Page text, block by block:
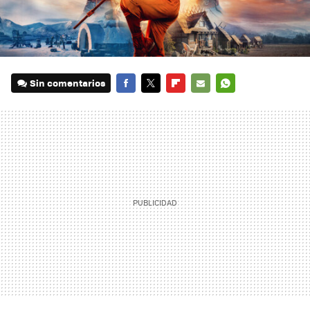
Sin comentarios
MAIL